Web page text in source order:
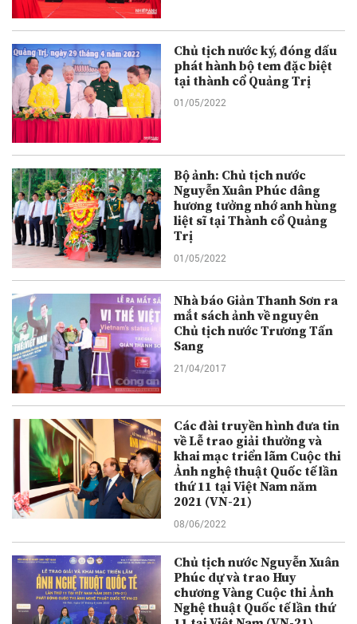
Chủ tịch nước ký, đóng dấu
phát hành bộ tem đặc biệt
tại thành cổ Quảng Trị
01/05/2022
Bộ ảnh: Chủ tịch nước
Nguyễn Xuân Phúc dâng
hương tưởng nhớ anh hùng
liệt sĩ tại Thành cổ Quảng
Trị
01/05/2022
Nhà báo Giản Thanh Sơn ra
mắt sách ảnh về nguyên
Chủ tịch nước Trương Tấn
Sang
21/04/2017
Các đài truyền hình đưa tin
về Lễ trao giải thưởng và
khai mạc triển lãm Cuộc thi
Ảnh nghệ thuật Quốc tế lần
thứ 11 tại Việt Nam năm
2021 (VN-21)
08/06/2022
Chủ tịch nước Nguyễn Xuân
Phúc dự và trao Huy
chương Vàng Cuộc thi Ảnh
Nghệ thuật Quốc tế lần thứ